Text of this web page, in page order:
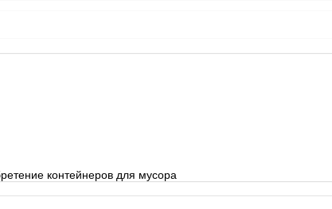
контейнеров для мусора